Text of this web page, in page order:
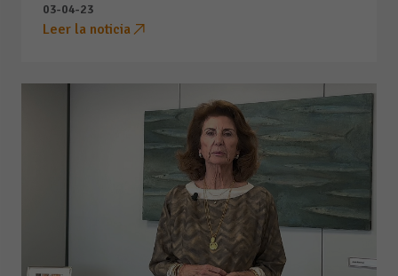
03-04-23
Leer la noticia